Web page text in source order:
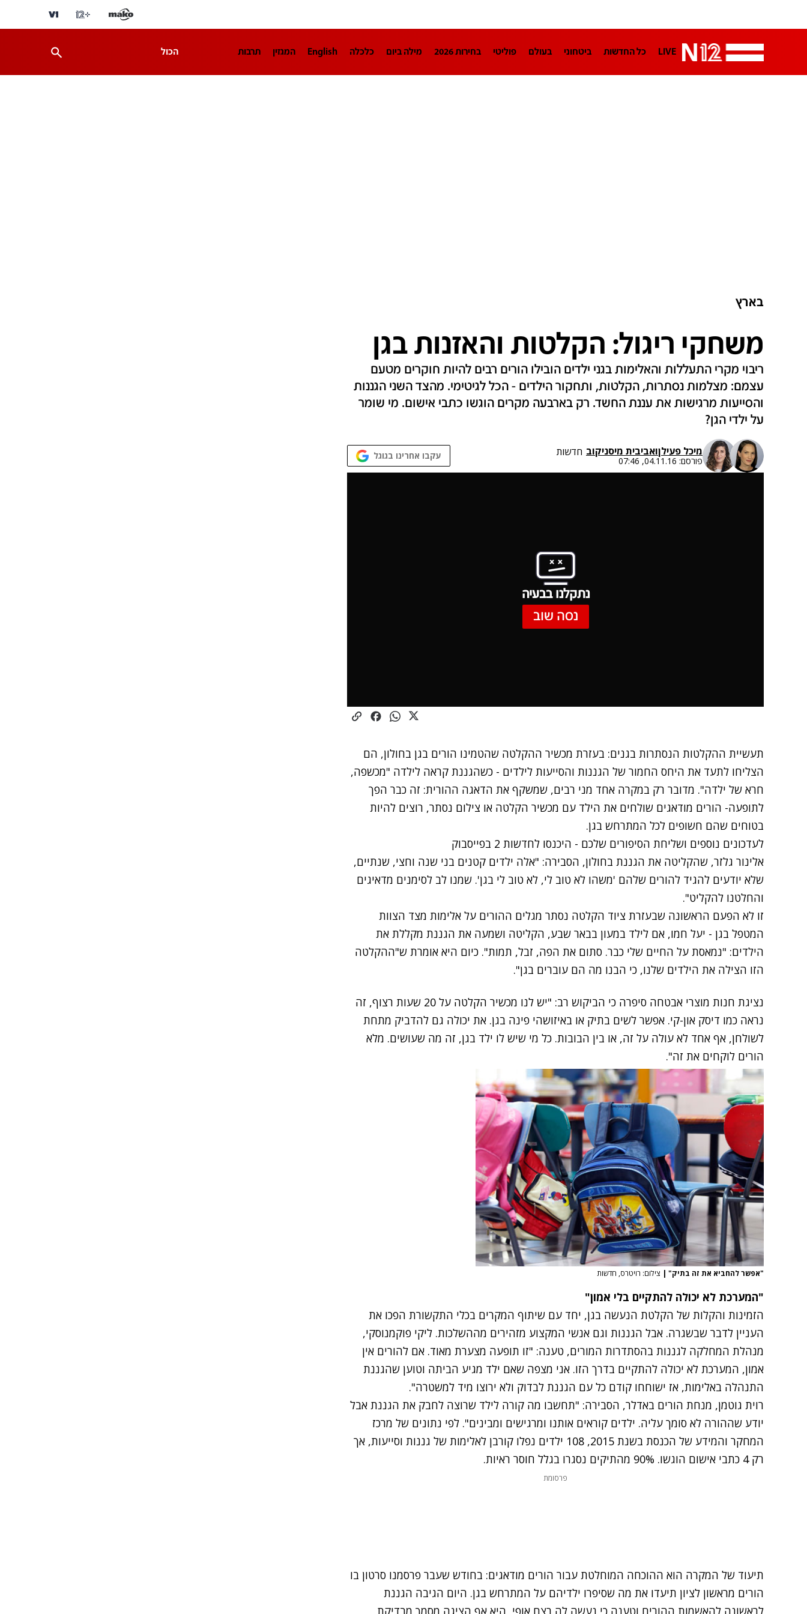
LIVE כל החדשות ביטחוני בעולם פוליטי בחירות 2026 מילה ביום כלכלה English המגזין תרבות הכול
בארץ
משחקי ריגול: הקלטות והאזנות בגן
ריבוי מקרי התעללות והאלימות בגני ילדים הובילו הורים רבים להיות חוקרים מטעם
עצמם: מצלמות נסתרות, הקלטות, ותחקור הילדים - הכל לגיטימי. מהצד השני הגננות
והסייעות מרגישות את עננת החשד. רק בארבעה מקרים הוגשו כתבי אישום. מי שומר
על ילדי הגן?
מיכל פעילןואביבית מיסניקוב חדשות
פורסם: 04.11.16, 07:46 עקבו אחרינו בגוגל
נתקלנו בבעיה
נסה שוב
תעשיית ההקלטות הנסתרות בגנים: בעזרת מכשיר ההקלטה שהטמינו הורים בגן בחולון, הם
הצליחו לתעד את היחס החמור של הגננות והסייעות לילדים - כשהגננת קראה לילדה "מכשפה,
חרא של ילדה". מדובר רק במקרה אחד מני רבים, שמשקף את הדאגה ההורית: זה כבר הפך
לתופעה- הורים מודאגים שולחים את הילד עם מכשיר הקלטה או צילום נסתר, רוצים להיות
בטוחים שהם חשופים לכל המתרחש בגן.
לעדכונים נוספים ושליחת הסיפורים שלכם - היכנסו לחדשות 2 בפייסבוק
אלינור גלזר, שהקליטה את הגננת בחולון, הסבירה: "אלה ילדים קטנים בני שנה וחצי, שנתיים,
שלא יודעים להגיד להורים שלהם 'משהו לא טוב לי, לא טוב לי בגן'. שמנו לב לסימנים מדאיגים
והחלטנו להקליט".
זו לא הפעם הראשונה שבעזרת ציוד הקלטה נסתר מגלים ההורים על אלימות מצד הצוות
המטפל בגן - יעל חמו, אם לילד במעון בבאר שבע, הקליטה ושמעה את הגננת מקללת את
הילדים: "נמאסת על החיים שלי כבר. סתום את הפה, זבל, תמות". כיום היא אומרת ש"ההקלטה
הזו הצילה את הילדים שלנו, כי הבנו מה הם עוברים בגן".
נציגת חנות מוצרי אבטחה סיפרה כי הביקוש רב: "יש לנו מכשיר הקלטה על 20 שעות רצוף, זה
נראה כמו דיסק און-קי. אפשר לשים בתיק או באיזושהי פינה בגן. את יכולה גם להדביק מתחת
לשולחן, אף אחד לא עולה על זה, או בין הבובות. כל מי שיש לו ילד בגן, זה מה שעושים. מלא
הורים לוקחים את זה".
"אפשר להחביא את זה בתיק" | צילום: רויטרס, חדשות
"המערכת לא יכולה להתקיים בלי אמון"
הזמינות והקלות של הקלטת הנעשה בגן, יחד עם שיתוף המקרים בכלי התקשורת הפכו את
העניין לדבר שבשגרה. אבל הגננות וגם אנשי המקצוע מזהירים מההשלכות. ליקי פוקמנוסקי,
מנהלת המחלקה לגננות בהסתדרות המורים, טענה: "זו תופעה מצערת מאוד. אם להורים אין
אמון, המערכת לא יכולה להתקיים בדרך הזו. אני מצפה שאם ילד מגיע הביתה וטוען שהגננת
התנהלה באלימות, אז ישוחחו קודם כל עם הגננת לבדוק ולא ירוצו מיד למשטרה".
רוית גוטמן, מנחת הורים באדלר, הסבירה: "תחשבו מה קורה לילד שרוצה לחבק את הגננת אבל
יודע שההורה לא סומך עליה. ילדים קוראים אותנו ומרגישים ומבינים". לפי נתונים של מרכז
המחקר והמידע של הכנסת בשנת 2015, 108 ילדים נפלו קורבן לאלימות של גננות וסייעות, אך
רק 4 כתבי אישום הוגשו. 90% מהתיקים נסגרו בגלל חוסר ראיות.
פרסומת
תיעוד של המקרה הוא ההוכחה המוחלטת עבור הורים מודאגים: בחודש שעבר פרסמנו סרטון בו
הורים מראשון לציון תיעדו את מה שסיפרו ילדיהם על המתרחש בגן. היום הגיבה הגננת